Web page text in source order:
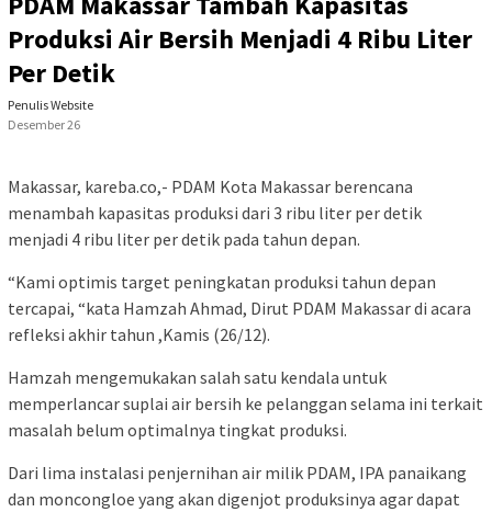
Produksi Air Bersih Menjadi 4 Ribu Liter
Per Detik
Penulis Website
Desember 26
Makassar, kareba.co,- PDAM Kota Makassar berencana
menambah kapasitas produksi dari 3 ribu liter per detik
menjadi 4 ribu liter per detik pada tahun depan.
“Kami optimis target peningkatan produksi tahun depan
tercapai, “kata Hamzah Ahmad, Dirut PDAM Makassar di acara
refleksi akhir tahun ,Kamis (26/12).
Hamzah mengemukakan salah satu kendala untuk
memperlancar suplai air bersih ke pelanggan selama ini terkait
masalah belum optimalnya tingkat produksi.
Dari lima instalasi penjernihan air milik PDAM, IPA panaikang
dan moncongloe yang akan digenjot produksinya agar dapat